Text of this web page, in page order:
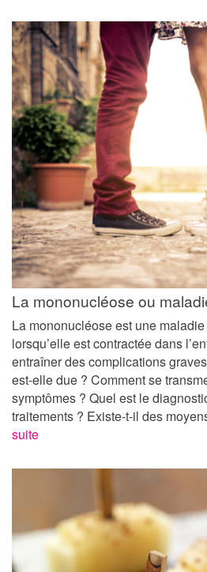
La mononucléose ou
La mononucléose est une
lorsqu’elle est contractée dans
entraîner des complications
est-elle due ? Comment se
symptômes ? Quel est le
traitements ? Existe-t-il des
suite